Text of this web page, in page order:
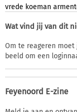
vrede koeman
Wat vind jij van dit
Om te reageren
beeld om een
Feyenoord E-zine